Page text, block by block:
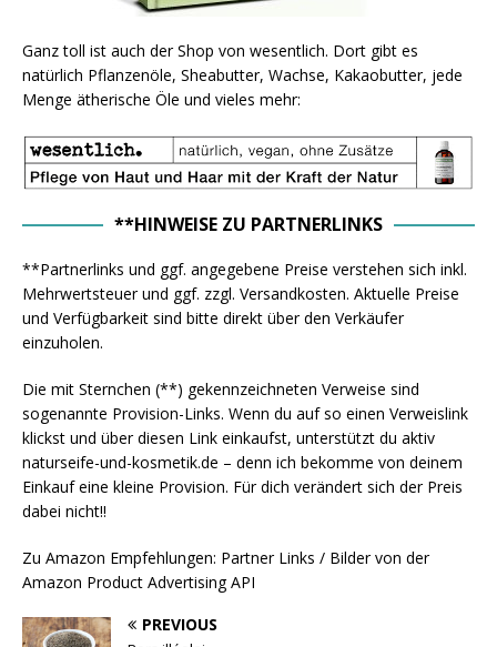
Ganz toll ist auch der Shop von wesentlich. Dort gibt es
natürlich Pflanzenöle, Sheabutter, Wachse, Kakaobutter, jede
Menge ätherische Öle und vieles mehr:
**HINWEISE ZU PARTNERLINKS
**Partnerlinks und ggf. angegebene Preise verstehen sich inkl.
Mehrwertsteuer und ggf. zzgl. Versandkosten. Aktuelle Preise
und Verfügbarkeit sind bitte direkt über den Verkäufer
einzuholen.
Die mit Sternchen (**) gekennzeichneten Verweise sind
sogenannte Provision-Links. Wenn du auf so einen Verweislink
klickst und über diesen Link einkaufst, unterstützt du aktiv
naturseife-und-kosmetik.de – denn ich bekomme von deinem
Einkauf eine kleine Provision. Für dich verändert sich der Preis
dabei nicht!!
Zu Amazon Empfehlungen: Partner Links / Bilder von der
Amazon Product Advertising API
PREVIOUS